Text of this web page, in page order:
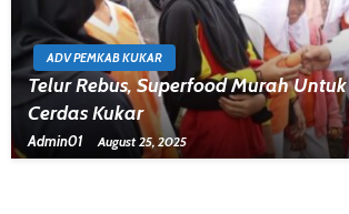
ADV PEMKAB KUKAR
Telur Rebus, Superfood Murah
Cerdas Kukar
Admin01 August 25, 2025